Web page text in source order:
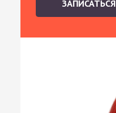
ЗАПИСАТЬСЯ